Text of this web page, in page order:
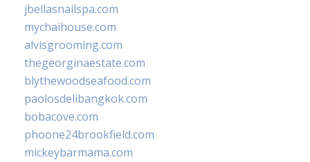
jbellasnailspa.com
mychaihouse.com
alvisgrooming.com
thegeorginaestate.com
blythewoodseafood.com
paolosdelibangkok.com
bobacove.com
phoone24brookfield.com
mickeybarmama.com